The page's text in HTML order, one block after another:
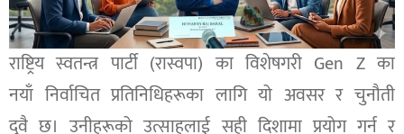
राष्ट्रिय स्वतन्त्र पार्टी (रास्वपा) का विशेषगरी Gen Z का
नयाँ निर्वाचित प्रतिनिधिहरूका लागि यो अवसर र चुनौती
दुवै छ। उनीहरूको उत्साहलाई सही दिशामा प्रयोग गर्न र